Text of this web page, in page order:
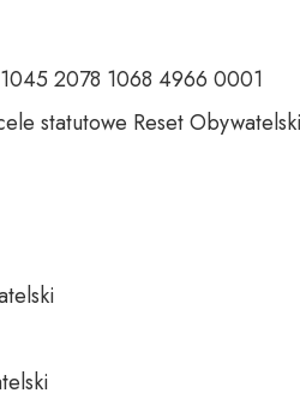
2078 1068 4966 0001
statutowe Reset Obywatelski